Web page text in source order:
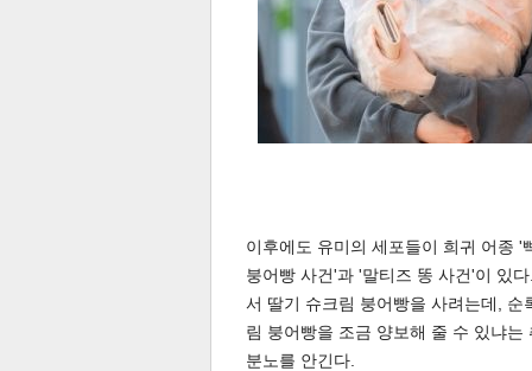
이후에도 유미의 세포들이 희귀 어종
붕어빵 사건'과 '말티즈 똥 사건'이 있
서 딸기 슈크림 붕어빵을 사려는데,
림 붕어빵을 조금 양보해 줄 수 있냐
분노를 안긴다.